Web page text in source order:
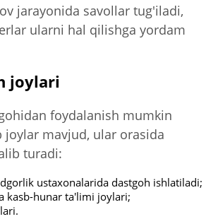
jarayonida savollar tug'iladi,
ularni hal qilishga yordam
joylari
foydalanish mumkin
joylar mavjud, ular orasida
turadi:
ustaxonalarida dastgoh ishlatiladi;
kasb-hunar ta'limi joylari;